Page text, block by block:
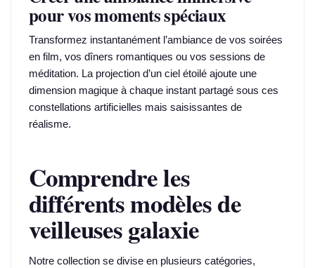
pour vos moments spéciaux
Transformez instantanément l’ambiance de vos soirées
en film, vos dîners romantiques ou vos sessions de
méditation. La projection d’un ciel étoilé ajoute une
dimension magique à chaque instant partagé sous ces
constellations artificielles mais saisissantes de
réalisme.
Comprendre les
différents modèles de
veilleuses galaxie
Notre collection se divise en plusieurs catégories,